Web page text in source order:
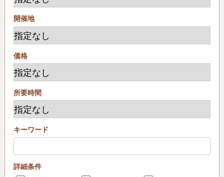
開催地
価格
所要時間
キーワード
詳細条件